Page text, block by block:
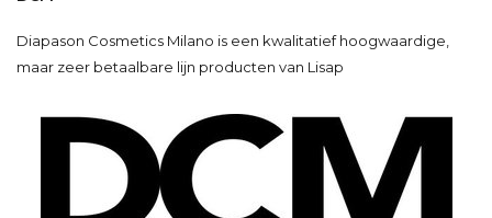
Diapason Cosmetics Milano is een kwalitatief hoogwaardige,
maar zeer betaalbare lijn producten van Lisap